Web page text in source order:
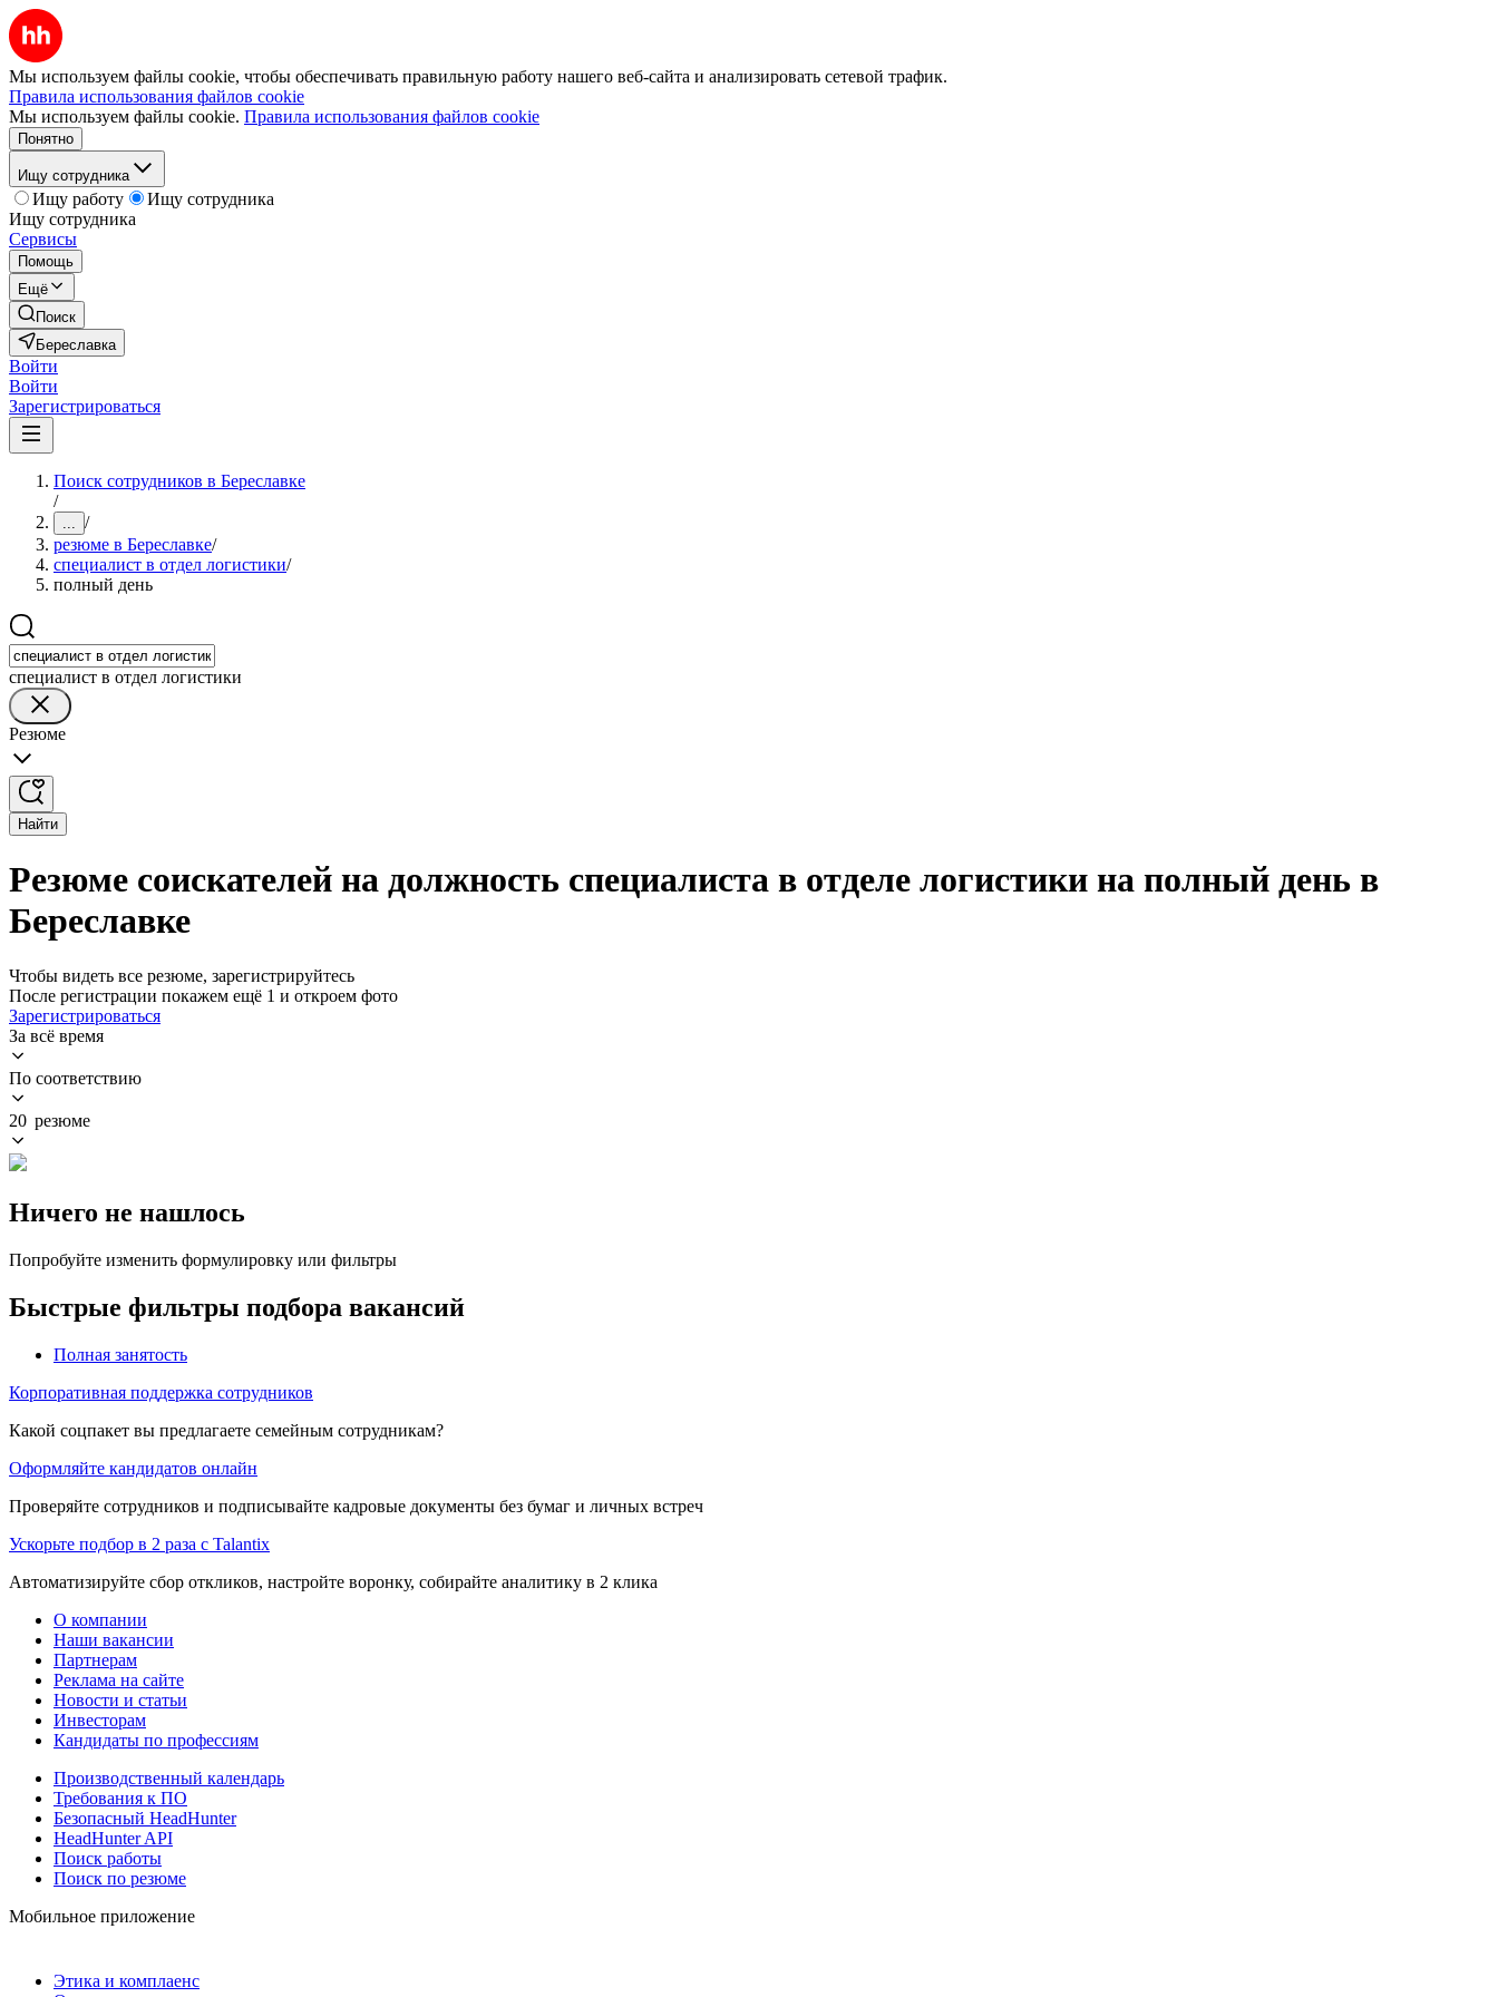
Мы используем файлы cookie, чтобы обеспечивать правильную работу нашего веб-сайта и анализировать сетевой трафик.
Правила использования файлов cookie
Мы используем файлы cookie. Правила использования файлов cookie
Понятно
Ищу сотрудника
Ищу работу
Ищу сотрудника
Ищу сотрудника
Сервисы
Помощь
Ещё
Поиск
Береславка
Войти
Войти
Зарегистрироваться
Поиск сотрудников в Береславке
/
... /
резюме в Береславке/
специалист в отдел логистики/
полный день
специалист в отдел логистики
Резюме
Найти
Резюме соискателей на должность специалиста в отделе логистики на полный день в
Береславке
Чтобы видеть все резюме, зарегистрируйтесь
После регистрации покажем ещё 1 и откроем фото
Зарегистрироваться
За всё время
По соответствию
20 резюме
Ничего не нашлось
Попробуйте изменить формулировку или фильтры
Быстрые фильтры подбора вакансий
Полная занятость
Корпоративная поддержка сотрудников
Какой соцпакет вы предлагаете семейным сотрудникам?
Оформляйте кандидатов онлайн
Проверяйте сотрудников и подписывайте кадровые документы без бумаг и личных встреч
Ускорьте подбор в 2 раза с Talantix
Автоматизируйте сбор откликов, настройте воронку, собирайте аналитику в 2 клика
О компании
Наши вакансии
Партнерам
Реклама на сайте
Новости и статьи
Инвесторам
Кандидаты по профессиям
Производственный календарь
Требования к ПО
Безопасный HeadHunter
HeadHunter API
Поиск работы
Поиск по резюме
Мобильное приложение
Этика и комплаенс